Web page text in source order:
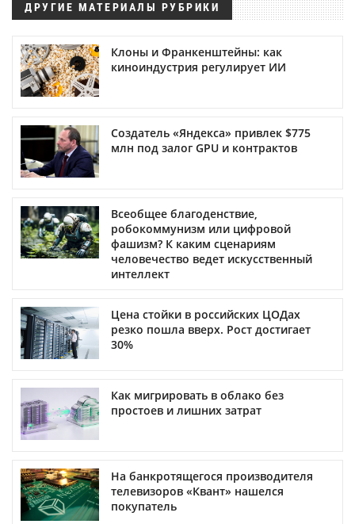
ДРУГИЕ МАТЕРИАЛЫ РУБРИКИ
Клоны и Франкенштейны: как
киноиндустрия регулирует ИИ
Создатель «Яндекса» привлек $775
млн под залог GPU и контрактов
Всеобщее благоденствие,
робокоммунизм или цифровой
фашизм? К каким сценариям
человечество ведет искусственный
интеллект
Цена стойки в российских ЦОДах
резко пошла вверх. Рост достигает
30%
Как мигрировать в облако без
простоев и лишних затрат
На банкротящегося производителя
телевизоров «Квант» нашелся
покупатель